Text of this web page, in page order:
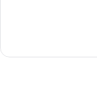
式
錯